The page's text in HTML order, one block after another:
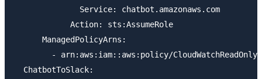
              Service: chatbot.amazonaws.com
            Action: sts:AssumeRole
      ManagedPolicyArns:
- arn:aws:iam::aws:policy/
  ChatbotToSlack: